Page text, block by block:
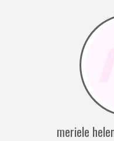
meriele